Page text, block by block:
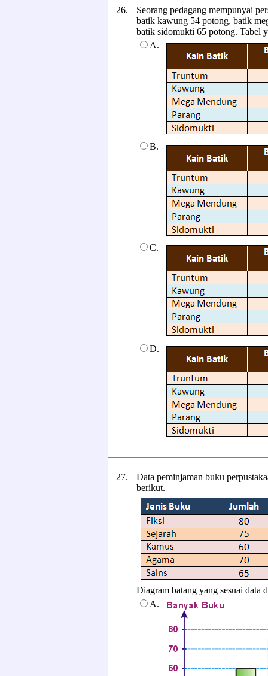
26.
Seorang pedagang mempunyai
batik kawung 54 potong, batik
batik sidomukti 65 potong. Tabel
A.
B.
C.
D.
27.
Data peminjaman buku
berikut.
Diagram batang yang sesuai data
A.